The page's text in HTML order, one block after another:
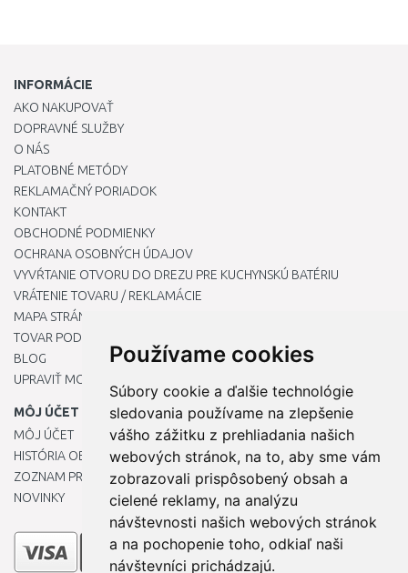
Používame cookies
Súbory cookie a ďalšie technológie
sledovania používame na zlepšenie
vášho zážitku z prehliadania našich
webových stránok, na to, aby sme vám
zobrazovali prispôsobený obsah a
cielené reklamy, na analýzu
návštevnosti našich webových stránok
a na pochopenie toho, odkiaľ naši
návštevníci prichádzajú.
INFORMÁCIE
AKO NAKUPOVAŤ
DOPRAVNÉ SLUŽBY
O NÁS
PLATOBNÉ METÓDY
REKLAMAČNÝ PORIADOK
KONTAKT
OBCHODNÉ PODMIENKY
OCHRANA OSOBNÝCH ÚDAJOV
VYVŔTANIE OTVORU DO DREZU PRE KUCHYNSKÚ BATÉRIU
VRÁTENIE TOVARU / REKLAMÁCIE
MAPA STRÁNOK
TOVAR PODĽA ZNAČIEK
BLOG
UPRAVIŤ MOJE PREDVOĽBY COOKIES
MÔJ ÚČET
MÔJ ÚČET
HISTÓRIA OBJEDNÁVOK
ZOZNAM PRIANÍ
NOVINKY